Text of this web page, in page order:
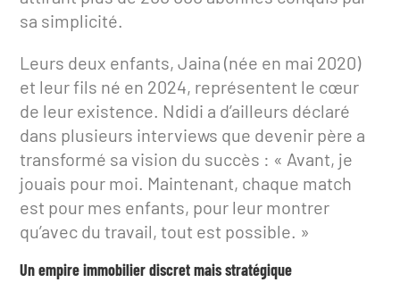
sa simplicité.
Leurs deux enfants, Jaina (née en mai 2020)
et leur fils né en 2024, représentent le cœur
de leur existence. Ndidi a d’ailleurs déclaré
dans plusieurs interviews que devenir père a
transformé sa vision du succès : « Avant, je
jouais pour moi. Maintenant, chaque match
est pour mes enfants, pour leur montrer
qu’avec du travail, tout est possible. »
Un empire immobilier discret mais stratégique